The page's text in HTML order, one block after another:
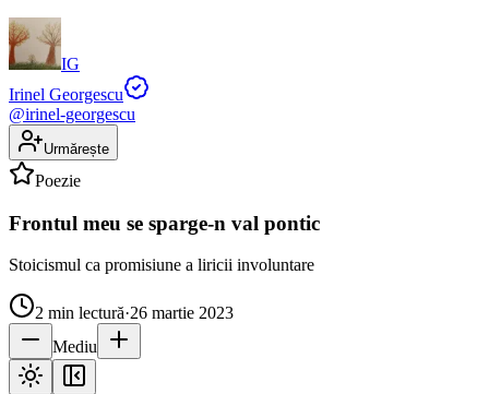
IG
Irinel Georgescu
@irinel-georgescu
Urmărește
Poezie
Frontul meu se sparge-n val pontic
Stoicismul ca promisiune a liricii involuntare
2 min lectură·26 martie 2023
Mediu